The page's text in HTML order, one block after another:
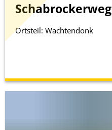
Schabrockerweg
Ortsteil: Wachtendonk